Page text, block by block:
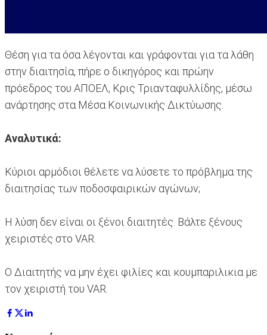
Θέση για τα όσα λέγονται και γράφονται για τα λάθη
στην διαιτησία, πήρε ο δικηγόρος και πρώην
πρόεδρος του ΑΠΟΕΛ, Κρις Τριανταφυλλίδης, μέσω
ανάρτησης στα Μέσα Κοινωνικής Δικτύωσης.
Αναλυτικά:
Κύριοι αρμόδιοι θέλετε να λύσετε το πρόβλημα της
διαιτησίας των ποδοσφαιρικών αγώνων;
Η λύση δεν είναι οι ξένοι διαιτητές. Βάλτε ξένους
χειριστές στο VAR.
Ο Διαιτητής να μην έχει φιλίες και κουμπαριλικια με
τον χειριστή του VAR.